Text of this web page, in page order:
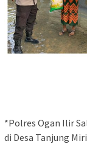
‎*Polres Ogan Ilir
di Desa Tanjung